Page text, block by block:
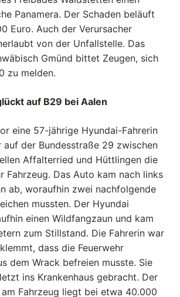
Panamera. Der Schaden beläuft
Euro. Auch der Verursacher
von der Unfallstelle. Das
Gmünd bittet Zeugen, sich
zu melden.
auf B29 bei Aalen
eine 57-jährige Hyundai-Fahrerin
auf der Bundesstraße 29 zwischen
Affalterried und Hüttlingen die
Fahrzeug. Das Auto kam nach links
ab, woraufhin zwei nachfolgende
mussten. Der Hyundai
einen Wildfangzaun und kam
zum Stillstand. Die Fahrerin war
dass die Feuerwehr
dem Wrack befreien musste. Sie
ins Krankenhaus gebracht. Der
am Fahrzeug liegt bei etwa 40.000